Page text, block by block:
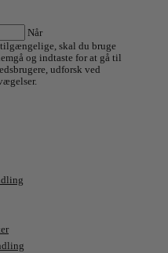
Når
skal du bruge
og indtaste for at gå til
udforsk ved